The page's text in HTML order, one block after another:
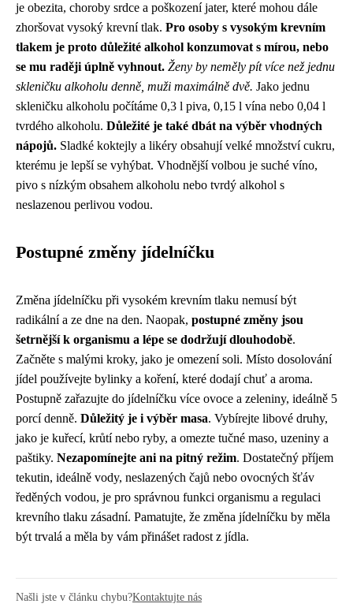
je obezita, choroby srdce a poškození jater, které mohou dále
zhoršovat vysoký krevní tlak. Pro osoby s vysokým krevním
tlakem je proto důležité alkohol konzumovat s mírou, nebo
se mu raději úplně vyhnout. Ženy by neměly pít více než jednu
skleničku alkoholu denně, muži maximálně dvě. Jako jednu
skleničku alkoholu počítáme 0,3 l piva, 0,15 l vína nebo 0,04 l
tvrdého alkoholu. Důležité je také dbát na výběr vhodných
nápojů. Sladké koktejly a likéry obsahují velké množství cukru,
kterému je lepší se vyhýbat. Vhodnější volbou je suché víno,
pivo s nízkým obsahem alkoholu nebo tvrdý alkohol s
neslazenou perlivou vodou.
Postupné změny jídelníčku
Změna jídelníčku při vysokém krevním tlaku nemusí být
radikální a ze dne na den. Naopak, postupné změny jsou
šetrnější k organismu a lépe se dodržují dlouhodobě.
Začněte s malými kroky, jako je omezení soli. Místo dosolování
jídel používejte bylinky a koření, které dodají chuť a aroma.
Postupně zařazujte do jídelníčku více ovoce a zeleniny, ideálně 5
porcí denně. Důležitý je i výběr masa. Vybírejte libové druhy,
jako je kuřecí, krůtí nebo ryby, a omezte tučné maso, uzeniny a
paštiky. Nezapomínejte ani na pitný režim. Dostatečný příjem
tekutin, ideálně vody, neslazených čajů nebo ovocných šťáv
ředěných vodou, je pro správnou funkci organismu a regulaci
krevního tlaku zásadní. Pamatujte, že změna jídelníčku by měla
být trvalá a měla by vám přinášet radost z jídla.
Našli jste v článku chybu?Kontaktujte nás